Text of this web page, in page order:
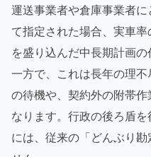
運送事業者や倉庫事業者
て指定された場合、実車
を盛り込んだ中長期計画の
一方で、これは長年の理
の待機や、契約外の附帯
なります。行政の後ろ盾
には、従来の「どんぶり